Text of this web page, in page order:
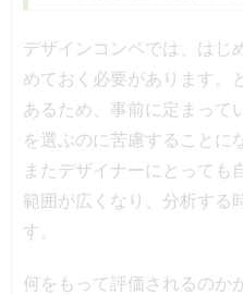
デザインコンペでは、はじ
めておく必要があります。
あるため、事前に定まって
を選ぶのに苦慮することに
またデザイナーにとっても
範囲が広くなり、分析する
す。
何をもって評価されるのか